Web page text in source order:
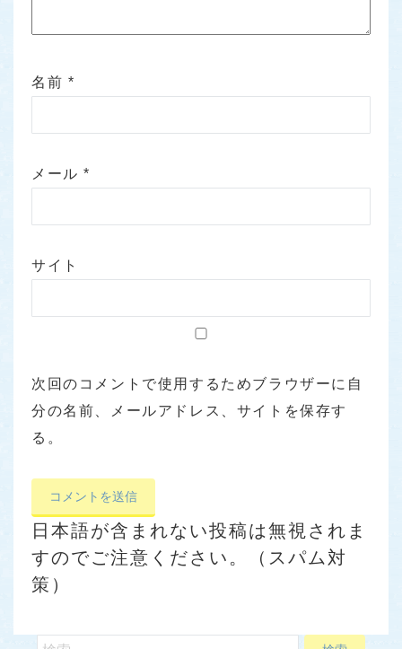
名前 *
メール*
サイト
次回のコメントで使用するためブラウザーに自
分の名前、メールアドレス、サイトを保存す
る。
日本語が含まれない投稿は無視されま
すのでご注意ください。（スパム対
策）